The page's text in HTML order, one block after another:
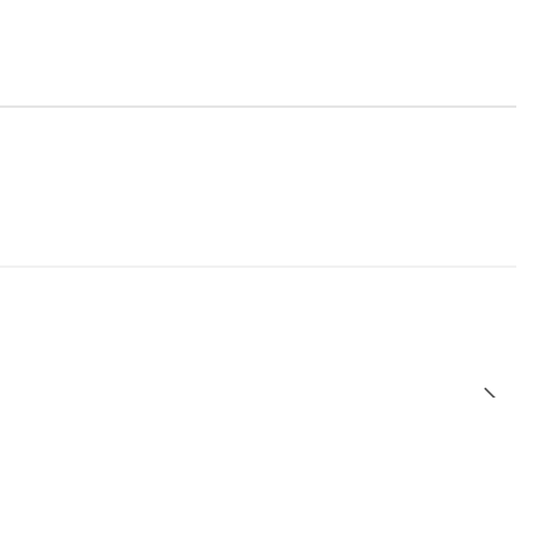
y profesional incluso en largas sesiones de juego.
se adapta perfectamente a estilos de agarre como
que su coating tipo glass-like en acabado blanco
y fingertip grip